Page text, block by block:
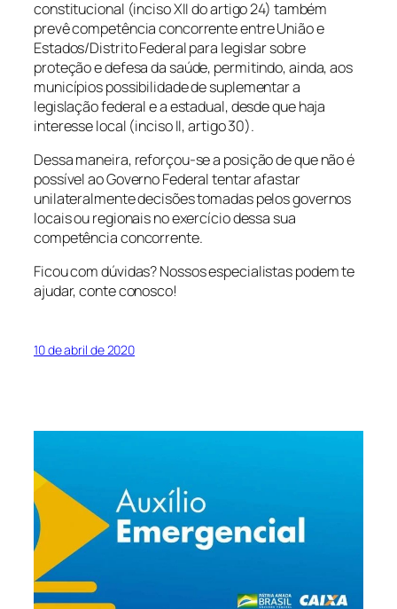
constitucional (inciso XII do artigo 24) também
prevê competência concorrente entre União e
Estados/Distrito Federal para legislar sobre
proteção e defesa da saúde, permitindo, ainda, aos
municípios possibilidade de suplementar a
legislação federal e a estadual, desde que haja
interesse local (inciso II, artigo 30).
Dessa maneira, reforçou-se a posição de que não é
possível ao Governo Federal tentar afastar
unilateralmente decisões tomadas pelos governos
locais ou regionais no exercício dessa sua
competência concorrente.
Ficou com dúvidas? Nossos especialistas podem te
ajudar, conte conosco!
10 de abril de 2020